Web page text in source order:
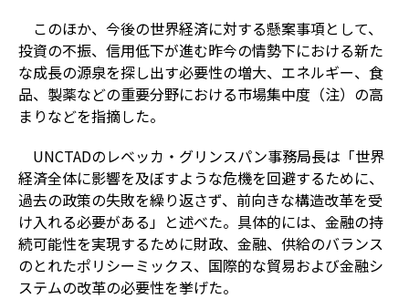
このほか、今後の世界経済に対する懸案事項として、
投資の不振、信用低下が進む昨今の情勢下における新た
な成長の源泉を探し出す必要性の増大、エネルギー、食
品、製薬などの重要分野における市場集中度（注）の高
まりなどを指摘した。
UNCTADのレベッカ・グリンスパン事務局長は「世界
経済全体に影響を及ぼすような危機を回避するために、
過去の政策の失敗を繰り返さず、前向きな構造改革を受
け入れる必要がある」と述べた。具体的には、金融の持
続可能性を実現するために財政、金融、供給のバランス
のとれたポリシーミックス、国際的な貿易および金融シ
ステムの改革の必要性を挙げた。